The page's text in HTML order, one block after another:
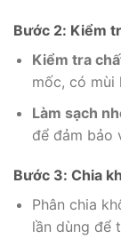
Bước 2: Kiểm
Kiểm tra
mốc, có mùi
Làm sạch
để đảm bảo
Bước 3: Chia
Phân chia
lần dùng để